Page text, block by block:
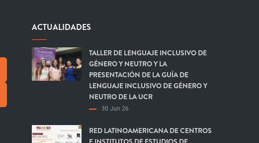
ACTUALIDADES
TALLER DE LENGUAJE INCLUSIVO DE
GÉNERO Y NEUTRO Y LA
PRESENTACIÓN DE LA GUÍA DE
LENGUAJE INCLUSIVO DE GÉNERO Y
NEUTRO DE LA UCR
30 Jun 26
RED LATINOAMERICANA DE CENTROS